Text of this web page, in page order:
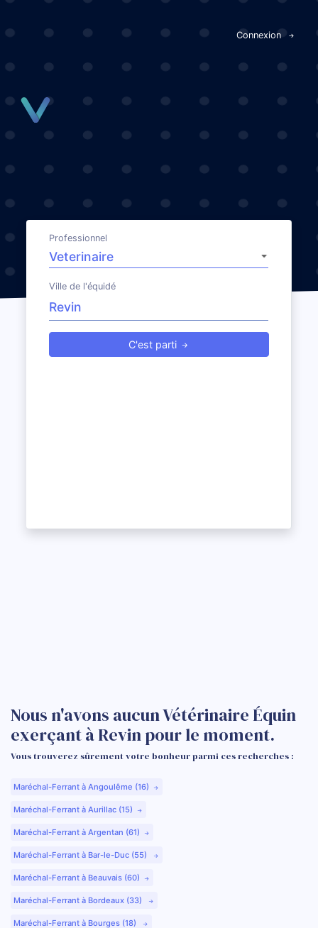
Connexion
Professionnel
Ville de l'équidé
C'est parti
Nous n'avons aucun Vétérinaire Équin
exerçant à Revin pour le moment.
Vous trouverez sûrement votre bonheur parmi ces recherches :
Maréchal-Ferrant à Angoulême (16)
Maréchal-Ferrant à Aurillac (15)
Maréchal-Ferrant à Argentan (61)
Maréchal-Ferrant à Bar-le-Duc (55)
Maréchal-Ferrant à Beauvais (60)
Maréchal-Ferrant à Bordeaux (33)
Maréchal-Ferrant à Bourges (18)